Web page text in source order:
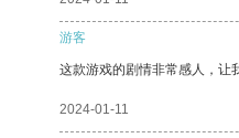
游客
这款游戏的剧情非常感人，让
2024-01-11